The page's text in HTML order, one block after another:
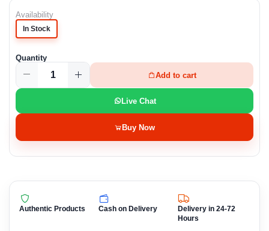
Availability
In Stock
Quantity
Add to cart
Live Chat
Buy Now
Authentic Products Cash on Delivery
Delivery in 24-72
Hours